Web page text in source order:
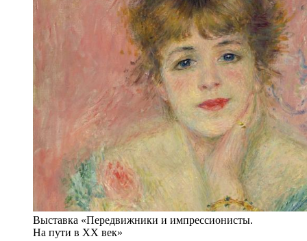
Выставка «Передвижники и импрессионисты.
На пути в ХХ век»